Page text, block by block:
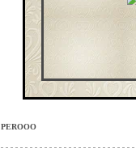
PEROOO